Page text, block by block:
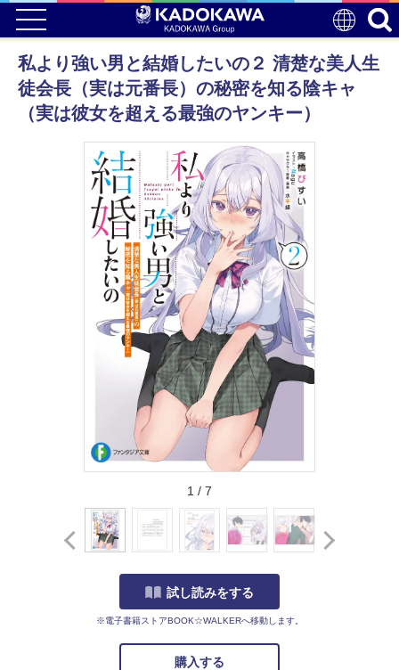
私より強い男と結婚したいの２ 清楚な美人生
徒会長（実は元番長）の秘密を知る陰キャ
（実は彼女を超える最強のヤンキー）
1 / 7
試し読みをする
※電子書籍ストアBOOK☆WALKERへ移動します。
購入する